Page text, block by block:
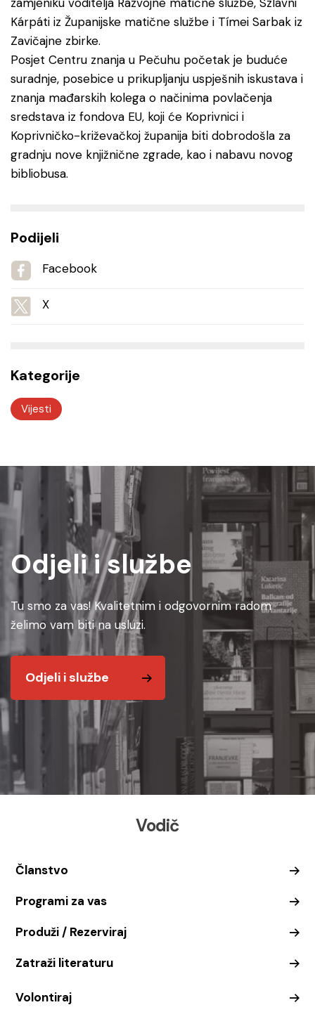
Kárpáti iz Županijske matične službe i Tímei Sarbak iz
Zavičajne zbirke.
Posjet Centru znanja u Pečuhu početak je buduće
suradnje, posebice u prikupljanju uspješnih iskustava i
znanja mađarskih kolega o načinima povlačenja
sredstava iz fondova EU, koji će Koprivnici i
Koprivničko-križevačkoj županija biti dobrodošla za
gradnju nove knjižnične zgrade, kao i nabavu novog
bibliobusa.
Podijeli
Facebook
X
Kategorije
Vijesti
Odjeli i službe
Tu smo za vas! Kvalitetnim i odgovornim radom
želimo vam biti na usluzi.
Odjeli i službe
Vodič
Članstvo
Programi za vas
Produži / Rezerviraj
Zatraži literaturu
Volontiraj